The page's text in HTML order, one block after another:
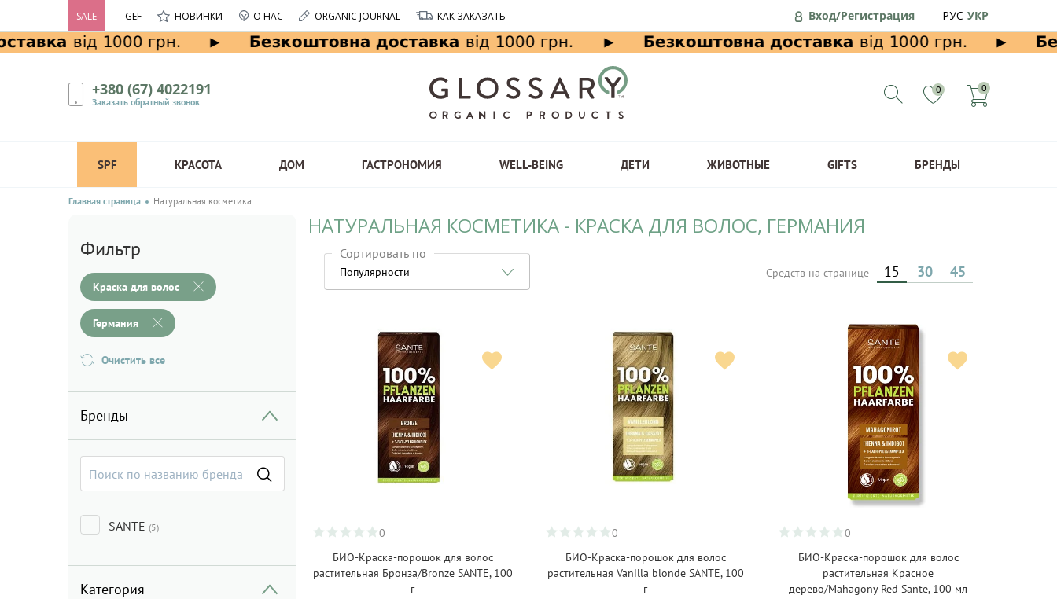
SALE GEF НОВИНКИ О НАС ORGANIC JOURNAL КАК ЗАКАЗАТЬ Вход/Регистрация РУС УКР
+380 (67) 4022191
Заказать обратный звонок
0 0
SPF КРАСОТА ДОМ ГАСТРОНОМИЯ WELL-BEING ДЕТИ ЖИВОТНЫЕ GIFTS БРЕНДЫ
Главная страница Натуральная косметика
Фильтр
Краска для волос
Германия
Очистить все
Бренды
SANTE (5)
Категория
НАТУРАЛЬНАЯ КОСМЕТИКА - КРАСКА ДЛЯ ВОЛОС, ГЕРМАНИЯ
Сортировать по
Популярности Средств на странице 15 30 45
0
БИО-Краска-порошок для волос
растительная Бронза/Bronze SANTE, 100
г
0
БИО-Краска-порошок для волос
растительная Vanilla blonde SANTE, 100
г
0
БИО-Краска-порошок для волос
растительная Красное
дерево/Mahagony Red Sante, 100 мл